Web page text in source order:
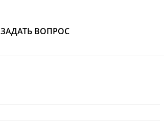
ЗАДАТЬ ВОПРОС